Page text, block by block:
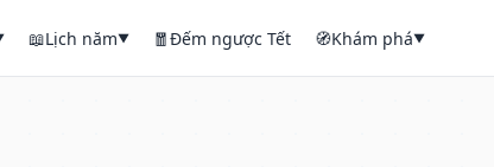
📖Lịch năm▼ 🧧Đếm ngược Tết 🧭Khám phá▼